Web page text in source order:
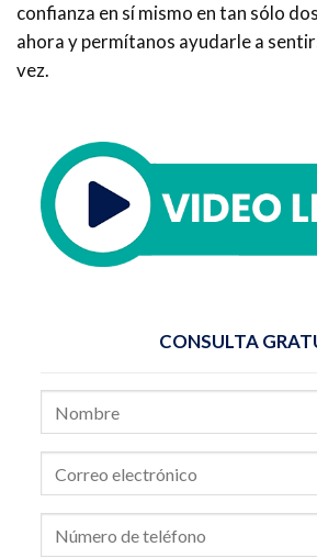
confianza en sí mismo en tan sólo
ahora y permítanos ayudarle a
vez.
CONSULTA